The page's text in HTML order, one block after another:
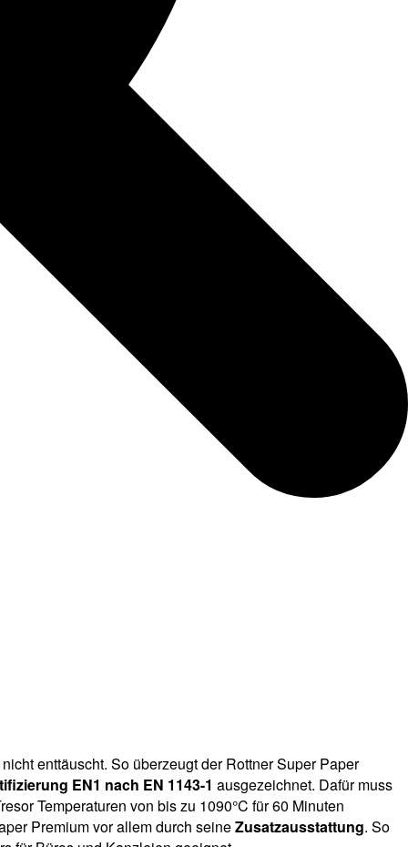
enttäuscht. So überzeugt der Rottner Super Paper
EN1 nach EN 1143-1 ausgezeichnet. Dafür muss
Temperaturen von bis zu 1090°C für 60 Minuten
Premium vor allem durch seineZusatzausstattung. So